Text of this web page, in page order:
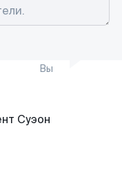
Вы